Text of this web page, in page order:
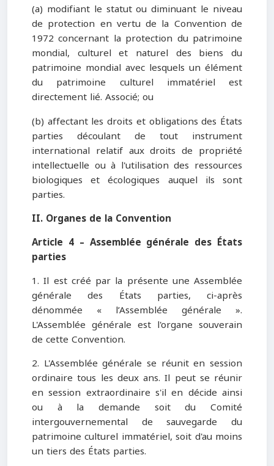
(a) modifiant le statut ou diminuant le niveau
de protection en vertu de la Convention de
1972 concernant la protection du patrimoine
mondial, culturel et naturel des biens du
patrimoine mondial avec lesquels un élément
du patrimoine culturel immatériel est
directement lié. Associé; ou
(b) affectant les droits et obligations des États
parties découlant de tout instrument
international relatif aux droits de propriété
intellectuelle ou à l'utilisation des ressources
biologiques et écologiques auquel ils sont
parties.
II. Organes de la Convention
Article 4 – Assemblée générale des États
parties
1. Il est créé par la présente une Assemblée
générale des États parties, ci-après
dénommée « l’Assemblée générale ».
L'Assemblée générale est l'organe souverain
de cette Convention.
2. L'Assemblée générale se réunit en session
ordinaire tous les deux ans. Il peut se réunir
en session extraordinaire s'il en décide ainsi
ou à la demande soit du Comité
intergouvernemental de sauvegarde du
patrimoine culturel immatériel, soit d'au moins
un tiers des États parties.